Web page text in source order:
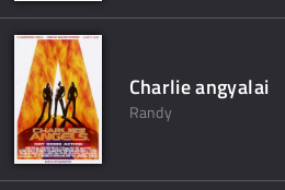
Charlie angyalai
Randy